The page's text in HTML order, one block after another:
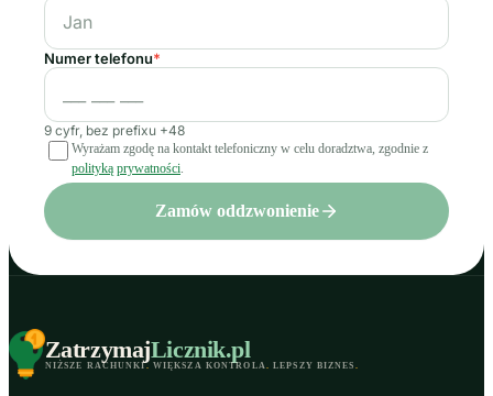
Numer telefonu*
9 cyfr, bez prefixu +48
Wyrażam zgodę na kontakt telefoniczny w celu doradztwa, zgodnie z
polityką prywatności.
Zamów oddzwonienie
ZatrzymajLicznik.pl
NIŻSZE RACHUNKI. WIĘKSZA KONTROLA. LEPSZY BIZNES .